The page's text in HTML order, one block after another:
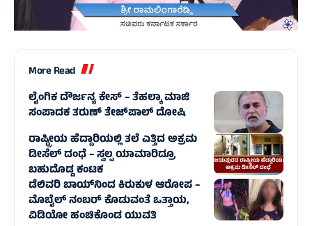
More Read
ಲೈಂಗಿಕ ದೌರ್ಜನ್ಯ ಕೇಸ್‌ – ತೆಹಲ್ಕಾ ಮಾಜಿ
ಸಂಪಾದಕ ತರುಣ್ ತೇಜ್‌ಪಾಲ್ ದೋಷಿ
ರಾಷ್ಟ್ರೀಯ ಹೆದ್ದಾರಿಯಲ್ಲಿ ತಲೆ ಎತ್ತಿದ ಅಕ್ರಮ
ಡೀಸೆಲ್ ದಂಧೆ – ಸ್ವಲ್ಪ ಯಾಮಾರಿದ್ರೂ
ಬಹುದೊಡ್ಡ ಕಂಟಕ
ಡೆಲಿವರಿ ಬಾಯ್‌ನಿಂದ ಕಿರುಕುಳ ಆರೋಪ –
ಮೊಬೈಲ್ ನಂಬರ್ ಕೊಡುವಂತೆ ಒತ್ತಾಯ,
ವಿಡಿಯೋ ಹಂಚಿಕೊಂಡ ಯುವತಿ